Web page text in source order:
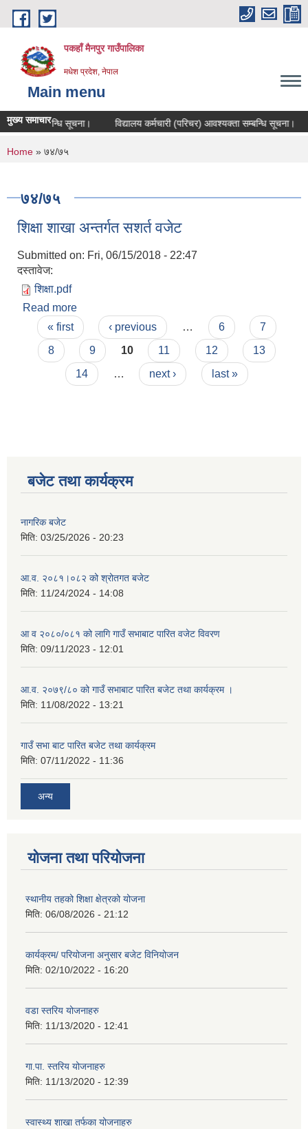
Skip to main content
पकहाँ मैनपुर गाउँपालिका
मधेश प्रदेश, नेपाल
Main menu
मुख्य समाचार
परीक्षा सम्बन्धि सूचना। विद्यालय कर्मचारी (परिचर) आवश्यक्ता सम्बन्धि सूचना।
You are here
Home » ७४/७५
७४/७५
शिक्षा शाखा अन्तर्गत सशर्त वजेट
Submitted on: Fri, 06/15/2018 - 22:47
दस्तावेज:
शिक्षा.pdf
Read more
Pages
« first ‹ previous … 6
7
8
9 10 11 12
13
14
… next › last »
बजेट तथा कार्यक्रम
नागरिक बजेट
मिति: 03/25/2026 - 20:23
आ.व. २०८१।०८२ को श्रोतगत बजेट
मिति: 11/24/2024 - 14:08
आ व २०८०/०८१ को लागि गाउँ सभाबाट पारित वजेट विवरण
मिति: 09/11/2023 - 12:01
आ.व. २०७९/८० को गाउँ सभाबाट पारित बजेट तथा कार्यक्रम ।
मिति: 11/08/2022 - 13:21
गाउँ सभा बाट पारित बजेट तथा कार्यक्रम
मिति: 07/11/2022 - 11:36
अन्य
योजना तथा परियोजना
स्थानीय तहको शिक्षा क्षेत्रको योजना
मिति: 06/08/2026 - 21:12
कार्यक्रम/ परियोजना अनुसार बजेट विनियोजन
मिति: 02/10/2022 - 16:20
वडा स्तरिय योजनाहरु
मिति: 11/13/2020 - 12:41
गा.पा. स्तरिय योजनाहरु
मिति: 11/13/2020 - 12:39
स्वास्थ्य शाखा तर्फका योजनाहरु